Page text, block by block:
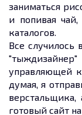
заниматься
и попивая
каталогов.
Все случилось
управляющей
думая, я
готовый сайт